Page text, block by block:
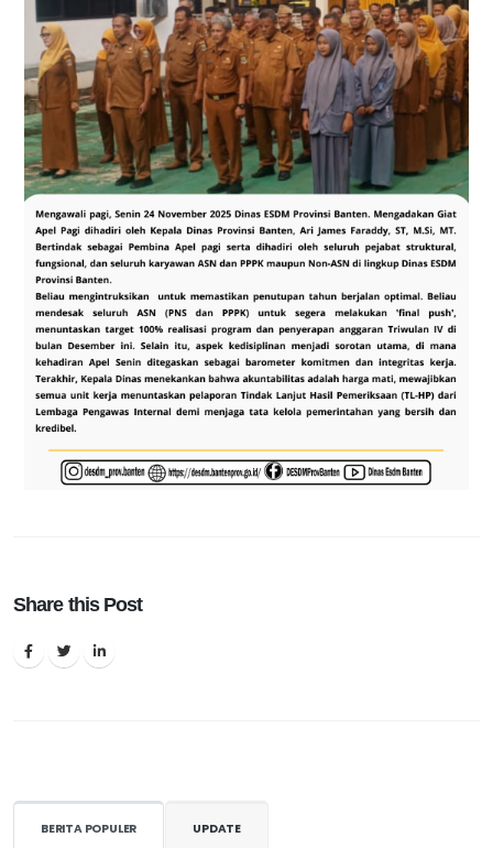
Share this Post
BERITA POPULER UPDATE